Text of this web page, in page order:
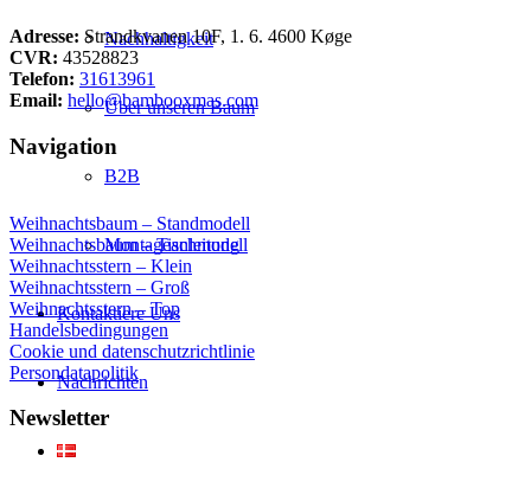
Nachhaltigkeit
Über unseren Baum
B2B
Montageanleitung
Kontaktiere Uns
Nachrichten
Adresse: Strandkvanen 10F, 1. 6. 4600 Køge
CVR: 43528823
Telefon: 31613961
Email: hello@bambooxmas.com
Navigation
Weihnachtsbaum – Standmodell
Weihnachtsbaum – Tischmodell
Weihnachtsstern – Klein
Weihnachtsstern – Groß
Weihnachtsstern – Top
Handelsbedingungen
Cookie und datenschutzrichtlinie
Persondatapolitik
Newsletter